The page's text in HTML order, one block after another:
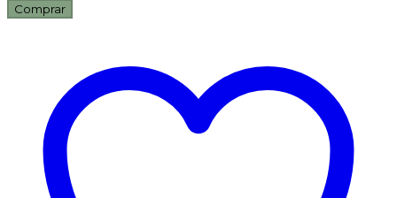
Comprar